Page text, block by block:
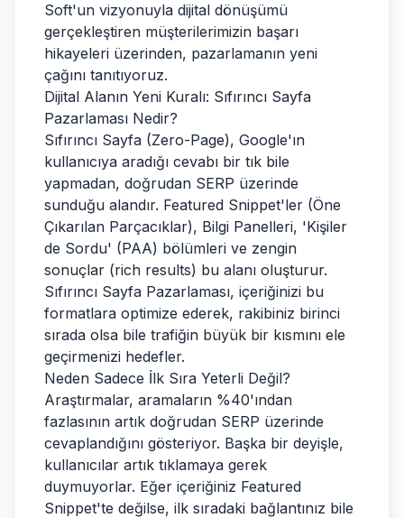
Soft'un vizyonuyla dijital dönüşümü
gerçekleştiren müşterilerimizin başarı
hikayeleri üzerinden, pazarlamanın yeni
çağını tanıtıyoruz.
Dijital Alanın Yeni Kuralı: Sıfırıncı Sayfa
Pazarlaması Nedir?
Sıfırıncı Sayfa (Zero-Page), Google'ın
kullanıcıya aradığı cevabı bir tık bile
yapmadan, doğrudan SERP üzerinde
sunduğu alandır. Featured Snippet'ler (Öne
Çıkarılan Parçacıklar), Bilgi Panelleri, 'Kişiler
de Sordu' (PAA) bölümleri ve zengin
sonuçlar (rich results) bu alanı oluşturur.
Sıfırıncı Sayfa Pazarlaması, içeriğinizi bu
formatlara optimize ederek, rakibiniz birinci
sırada olsa bile trafiğin büyük bir kısmını ele
geçirmenizi hedefler.
Neden Sadece İlk Sıra Yeterli Değil?
Araştırmalar, aramaların %40'ından
fazlasının artık doğrudan SERP üzerinde
cevaplandığını gösteriyor. Başka bir deyişle,
kullanıcılar artık tıklamaya gerek
duymuyorlar. Eğer içeriğiniz Featured
Snippet'te değilse, ilk sıradaki bağlantınız bile